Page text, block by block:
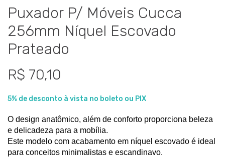
Puxador P/ Móveis Cucca
256mm Níquel Escovado
Prateado
R$ 70,10
5% de desconto à vista no boleto ou PIX
O design anatômico, além de conforto proporciona beleza
e delicadeza para a mobília.
Este modelo com acabamento em níquel escovado é ideal
para conceitos minimalistas e escandinavo.